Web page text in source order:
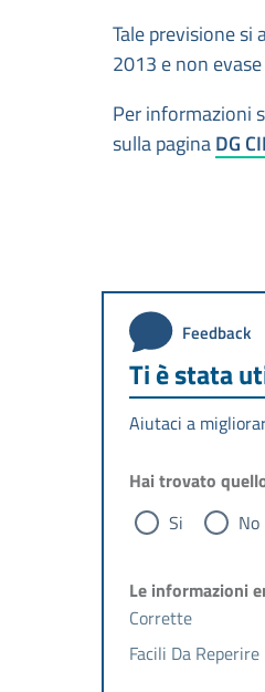
Tale previsione si
2013 e non
Per informazioni
sulla paginaDG
Feedback
Ti è stata
Aiutaci a
Hai trovato
Si
No
Le informazioni
Corrette
Facili Da Reperire